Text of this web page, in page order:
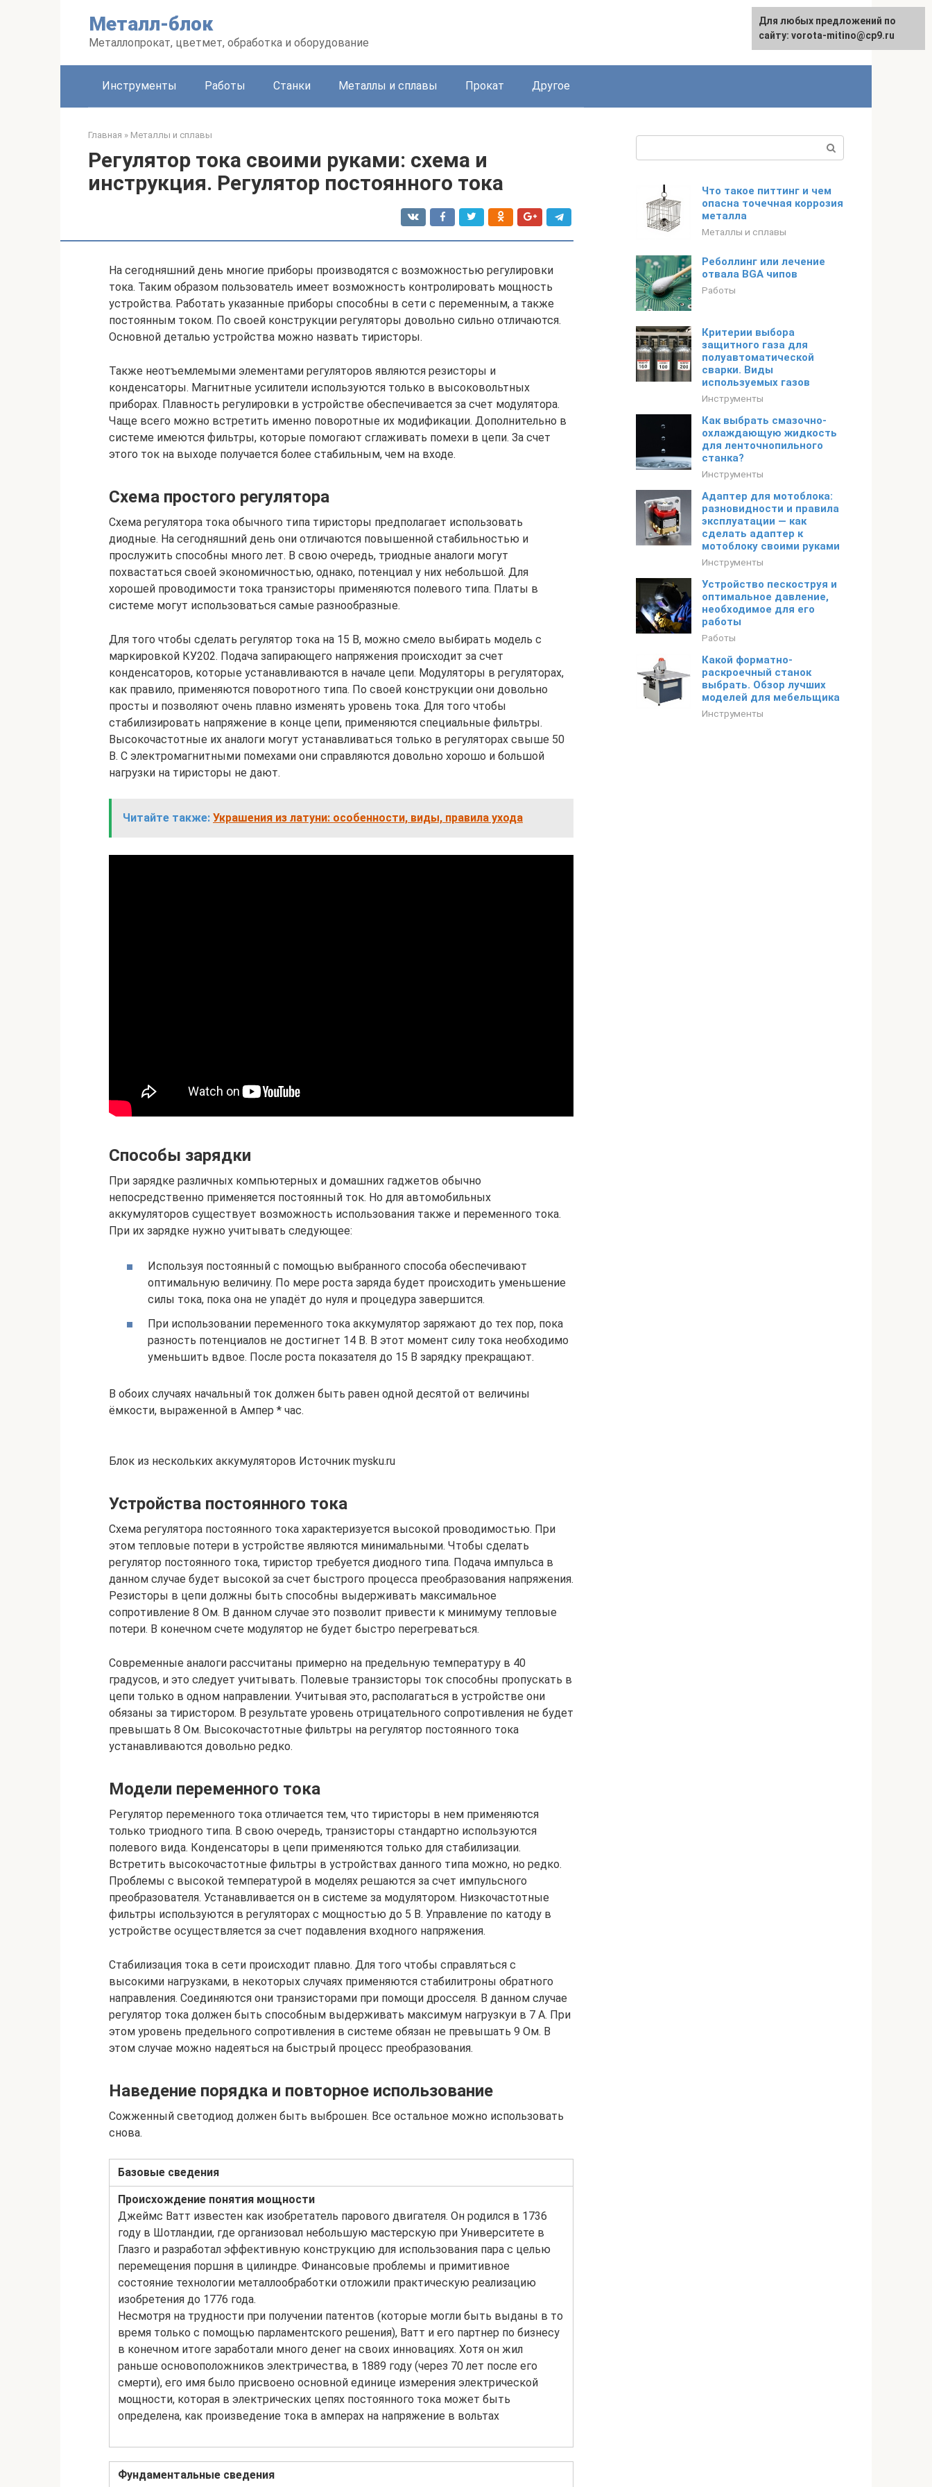
Металл-блок
Металлопрокат, цветмет, обработка и оборудование
Инструменты Работы Станки Металлы и сплавы Прокат Другое
Главная » Металлы и сплавы
Регулятор тока своими руками: схема и
инструкция. Регулятор постоянного тока
На сегодняшний день многие приборы производятся с возможностью регулировки
тока. Таким образом пользователь имеет возможность контролировать мощность
устройства. Работать указанные приборы способны в сети с переменным, а также
постоянным током. По своей конструкции регуляторы довольно сильно отличаются.
Основной деталью устройства можно назвать тиристоры.
Также неотъемлемыми элементами регуляторов являются резисторы и
конденсаторы. Магнитные усилители используются только в высоковольтных
приборах. Плавность регулировки в устройстве обеспечивается за счет модулятора.
Чаще всего можно встретить именно поворотные их модификации. Дополнительно в
системе имеются фильтры, которые помогают сглаживать помехи в цепи. За счет
этого ток на выходе получается более стабильным, чем на входе.
Схема простого регулятора
Схема регулятора тока обычного типа тиристоры предполагает использовать
диодные. На сегодняшний день они отличаются повышенной стабильностью и
прослужить способны много лет. В свою очередь, триодные аналоги могут
похвастаться своей экономичностью, однако, потенциал у них небольшой. Для
хорошей проводимости тока транзисторы применяются полевого типа. Платы в
системе могут использоваться самые разнообразные.
Для того чтобы сделать регулятор тока на 15 В, можно смело выбирать модель с
маркировкой КУ202. Подача запирающего напряжения происходит за счет
конденсаторов, которые устанавливаются в начале цепи. Модуляторы в регуляторах,
как правило, применяются поворотного типа. По своей конструкции они довольно
просты и позволяют очень плавно изменять уровень тока. Для того чтобы
стабилизировать напряжение в конце цепи, применяются специальные фильтры.
Высокочастотные их аналоги могут устанавливаться только в регуляторах свыше 50
В. С электромагнитными помехами они справляются довольно хорошо и большой
нагрузки на тиристоры не дают.
Читайте также: Украшения из латуни: особенности, виды, правила ухода
Способы зарядки
При зарядке различных компьютерных и домашних гаджетов обычно
непосредственно применяется постоянный ток. Но для автомобильных
аккумуляторов существует возможность использования также и переменного тока.
При их зарядке нужно учитывать следующее:
Используя постоянный с помощью выбранного способа обеспечивают
оптимальную величину. По мере роста заряда будет происходить уменьшение
силы тока, пока она не упадёт до нуля и процедура завершится.
При использовании переменного тока аккумулятор заряжают до тех пор, пока
разность потенциалов не достигнет 14 В. В этот момент силу тока необходимо
уменьшить вдвое. После роста показателя до 15 В зарядку прекращают.
В обоих случаях начальный ток должен быть равен одной десятой от величины
ёмкости, выраженной в Ампер * час.
Блок из нескольких аккумуляторов Источник mysku.ru
Устройства постоянного тока
Схема регулятора постоянного тока характеризуется высокой проводимостью. При
этом тепловые потери в устройстве являются минимальными. Чтобы сделать
регулятор постоянного тока, тиристор требуется диодного типа. Подача импульса в
данном случае будет высокой за счет быстрого процесса преобразования напряжения.
Резисторы в цепи должны быть способны выдерживать максимальное
сопротивление 8 Ом. В данном случае это позволит привести к минимуму тепловые
потери. В конечном счете модулятор не будет быстро перегреваться.
Современные аналоги рассчитаны примерно на предельную температуру в 40
градусов, и это следует учитывать. Полевые транзисторы ток способны пропускать в
цепи только в одном направлении. Учитывая это, располагаться в устройстве они
обязаны за тиристором. В результате уровень отрицательного сопротивления не будет
превышать 8 Ом. Высокочастотные фильтры на регулятор постоянного тока
устанавливаются довольно редко.
Модели переменного тока
Регулятор переменного тока отличается тем, что тиристоры в нем применяются
только триодного типа. В свою очередь, транзисторы стандартно используются
полевого вида. Конденсаторы в цепи применяются только для стабилизации.
Встретить высокочастотные фильтры в устройствах данного типа можно, но редко.
Проблемы с высокой температурой в моделях решаются за счет импульсного
преобразователя. Устанавливается он в системе за модулятором. Низкочастотные
фильтры используются в регуляторах с мощностью до 5 В. Управление по катоду в
устройстве осуществляется за счет подавления входного напряжения.
Стабилизация тока в сети происходит плавно. Для того чтобы справляться с
высокими нагрузками, в некоторых случаях применяются стабилитроны обратного
направления. Соединяются они транзисторами при помощи дросселя. В данном случае
регулятор тока должен быть способным выдерживать максимум нагрузкуи в 7 А. При
этом уровень предельного сопротивления в системе обязан не превышать 9 Ом. В
этом случае можно надеяться на быстрый процесс преобразования.
Наведение порядка и повторное использование
Сожженный светодиод должен быть выброшен. Все остальное можно использовать
снова.
Базовые сведения
Происхождение понятия мощности
Джеймс Ватт известен как изобретатель парового двигателя. Он родился в 1736
году в Шотландии, где организовал небольшую мастерскую при Университете в
Глазго и разработал эффективную конструкцию для использования пара с целью
перемещения поршня в цилиндре. Финансовые проблемы и примитивное
состояние технологии металлообработки отложили практическую реализацию
изобретения до 1776 года.
Несмотря на трудности при получении патентов (которые могли быть выданы в то
время только с помощью парламентского решения), Ватт и его партнер по бизнесу
в конечном итоге заработали много денег на своих инновациях. Хотя он жил
раньше основоположников электричества, в 1889 году (через 70 лет после его
смерти), его имя было присвоено основной единице измерения электрической
мощности, которая в электрических цепях постоянного тока может быть
определена, как произведение тока в амперах на напряжение в вольтах
Фундаментальные сведения
Что такое питтинг и чем
опасна точечная коррозия
металла
Металлы и сплавы
Реболлинг или лечение
отвала BGA чипов
Работы
Критерии выбора
защитного газа для
полуавтоматической
сварки. Виды
используемых газов
Инструменты
Как выбрать смазочно-
охлаждающую жидкость
для ленточнопильного
станка?
Инструменты
Адаптер для мотоблока:
разновидности и правила
эксплуатации — как
сделать адаптер к
мотоблоку своими руками
Инструменты
Устройство пескоструя и
оптимальное давление,
необходимое для его
работы
Работы
Какой форматно-
раскроечный станок
выбрать. Обзор лучших
моделей для мебельщика
Инструменты
Для любых предложений по
сайту: vorota-mitino@cp9.ru